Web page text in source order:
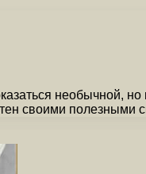
необычной,
своими полезными